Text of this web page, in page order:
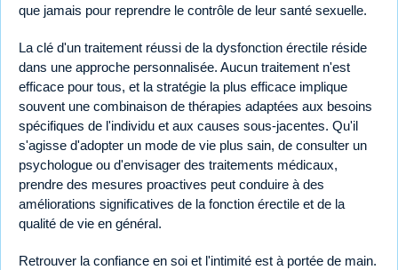
que jamais pour reprendre le contrôle de leur santé sexuelle.
La clé d'un traitement réussi de la dysfonction érectile réside
dans une approche personnalisée. Aucun traitement n'est
efficace pour tous, et la stratégie la plus efficace implique
souvent une combinaison de thérapies adaptées aux besoins
spécifiques de l'individu et aux causes sous-jacentes. Qu'il
s'agisse d'adopter un mode de vie plus sain, de consulter un
psychologue ou d'envisager des traitements médicaux,
prendre des mesures proactives peut conduire à des
améliorations significatives de la fonction érectile et de la
qualité de vie en général.
Retrouver la confiance en soi et l'intimité est à portée de main.